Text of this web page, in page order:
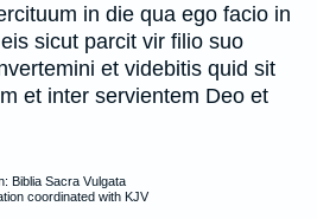
in die qua ego facio in
sicut parcit vir filio suo
et videbitis quid sit
et inter servientem Deo et
Biblia Sacra Vulgata
coordinated with KJV